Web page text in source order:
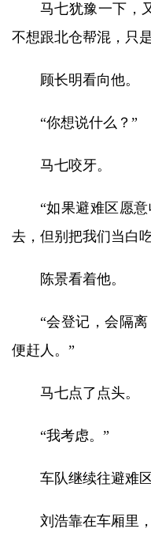
马七犹豫一下，
不想跟北仓帮混，只
顾长明看向他。
“你想说什么？”
马七咬牙。
“如果避难区愿
去，但别把我们当白
陈景看着他。
“会登记，会隔
便赶人。”
马七点了点头。
“我考虑。”
车队继续往避难区
刘浩靠在车厢里